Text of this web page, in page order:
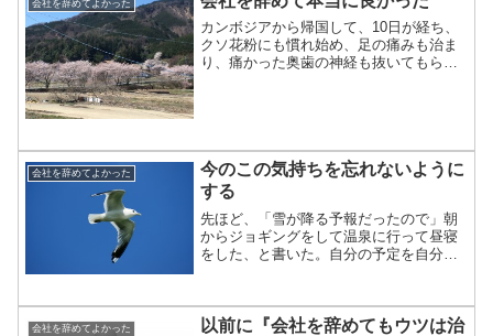
じ・・。会社員だった頃は、...
会社を辞めてよかった
カンボジアから帰国して、10日が経ち、
クソ花粉にも慣れ始め、足の痛みも治ま
り、痛かった奥歯の神経も抜いてもら
会社を辞めてよかった
今のこの気持ちを忘れないように
する
先ほど、「雪が降る予報だったので」朝
からジョギングをして温泉に行って昼寝
をした、と書いた。自分の予定を自分で
の僕だったら、こんな生活はできなかっ
た。
会社を辞めてよかった
以前に『会社を辞めてもウツは治